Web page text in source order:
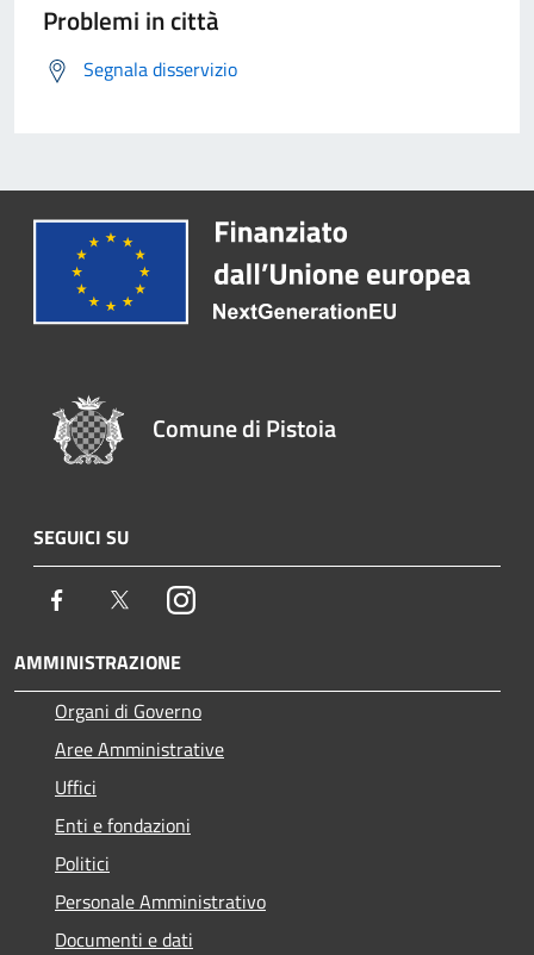
Problemi in città
Segnala disservizio
Comune di Pistoia
SEGUICI SU
Facebook TwitterInstagram
AMMINISTRAZIONE
Organi di Governo
Aree Amministrative
Uffici
Enti e fondazioni
Politici
Personale Amministrativo
Documenti e dati